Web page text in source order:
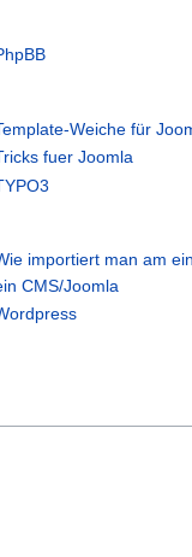
Weiche für
fuer Joomla
importiert man am
CMS/Joomla